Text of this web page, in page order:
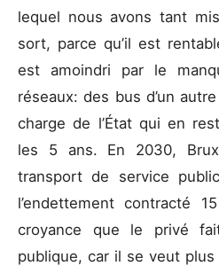
lequel nous avons tant
sort, parce qu’il est
est amoindri par le
réseaux: des bus d’un
charge de l’État qui en
les 5 ans. En 2030,
transport de service
l’endettement contracté
croyance que le privé
publique, car il se veut